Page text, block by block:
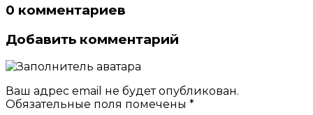
0 комментариев
Добавить комментарий
Ваш адрес email не будет опубликован.
Обязательные поля помечены *